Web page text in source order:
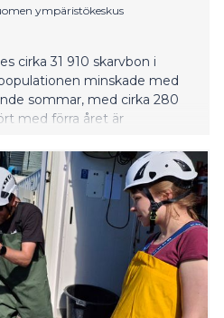
ympäristökeskus
cirka 31 910 skarvbon i
minskade med
sommar, med cirka 280
med förra året är